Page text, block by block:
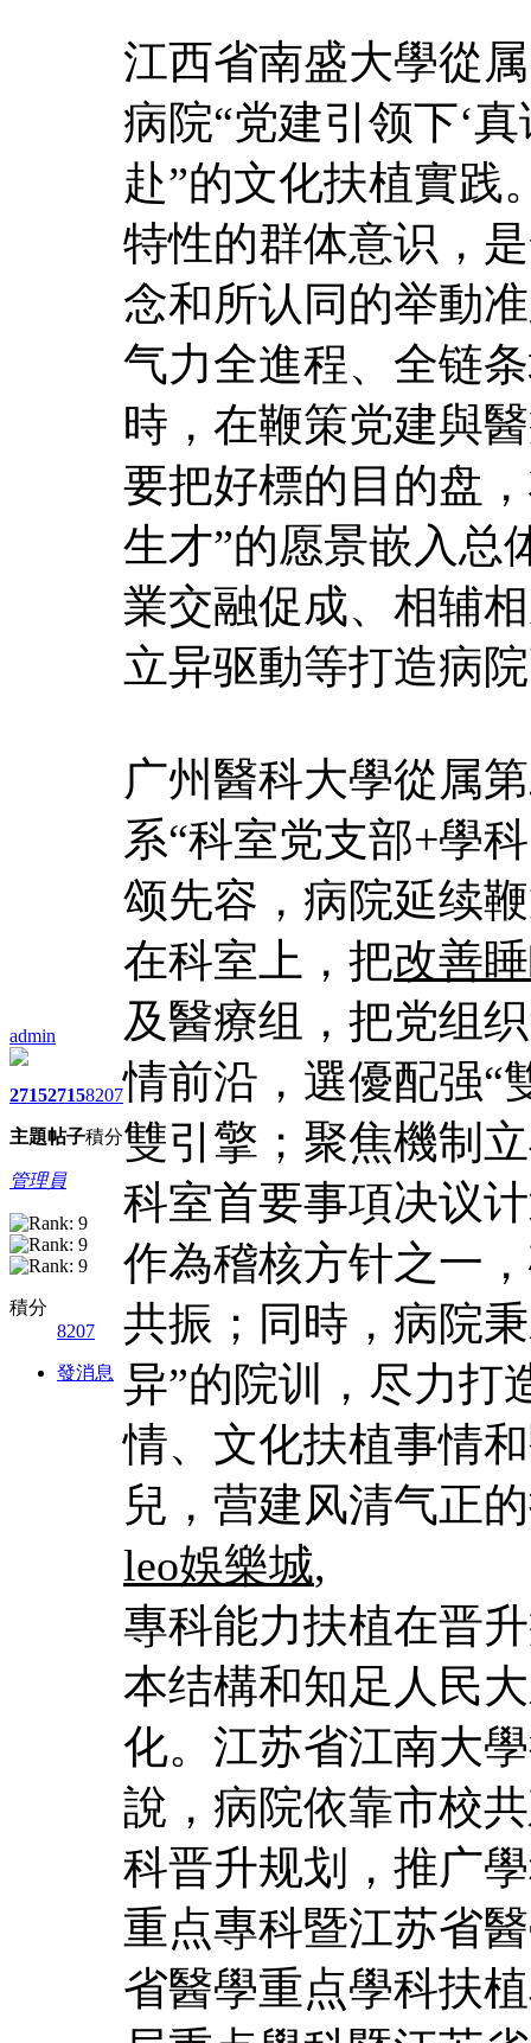
admin
2715
主題
2715
帖子
8207
積分
管理員
積分
8207
發消息
江西省南盛大學從
病院“党建引领下‘
赴”的文化扶植實践
特性的群体意识，
念和所认同的举動
气力全進程、全链
時，在鞭策党建與
要把好標的目的盘
生才”的愿景嵌入总
業交融促成、相辅
立异驱動等打造病
广州醫科大學從属
系“科室党支部+學
颂先容，病院延续
在科室上，把改善
及醫療组，把党组
情前沿，選優配强“
雙引擎；聚焦機制
科室首要事項决议
作為稽核方针之一
共振；同時，病院
异”的院训，尽力打
情、文化扶植事情
兒，营建风清气正
leo娛樂城,
專科能力扶植在晋
本结構和知足人民
化。江苏省江南大
說，病院依靠市校
科晋升规划，推广
重点專科暨江苏省
省醫學重点學科扶